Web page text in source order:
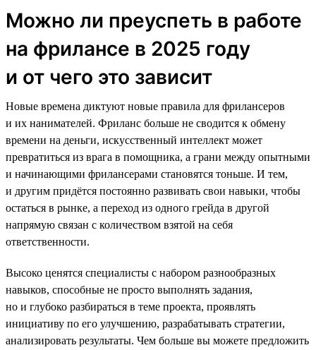
Можно ли преуспеть в работе
на фрилансе в 2025 году
и от чего это зависит
Новые времена диктуют новые правила для фрилансеров
и их нанимателей. Фриланс больше не сводится к обмену
времени на деньги, искусственный интеллект может
превратиться из врага в помощника, а грани между опытными
и начинающими фрилансерами становятся тоньше. И тем,
и другим придётся постоянно развивать свои навыки, чтобы
остаться в рынке, а переход из одного грейда в другой
напрямую связан с количеством взятой на себя
ответственности.
Высоко ценятся специалисты с набором разнообразных
навыков, способные не просто выполнять задания,
но и глубоко разбираться в теме проекта, проявлять
инициативу по его улучшению, разрабатывать стратегии,
анализировать результаты. Чем больше вы можете предложить